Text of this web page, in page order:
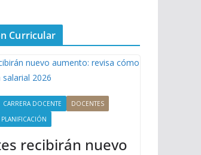
Curricular
CARRERA DOCENTE
DOCENTES
PLANIFICACIÓN
recibirán nuevo